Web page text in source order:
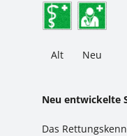
Alt Neu
Neu entwickelte
Das